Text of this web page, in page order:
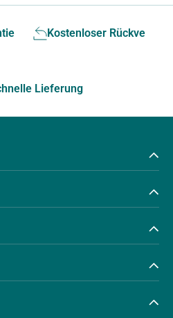
Kostenloser Rückversand
Lieferung